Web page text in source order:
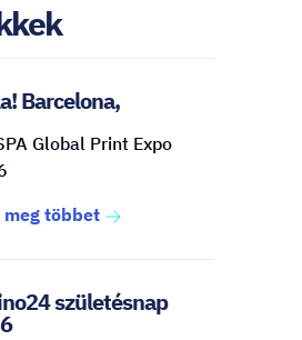
Barcelona,
Global Print Expo
meg többet
születésnap